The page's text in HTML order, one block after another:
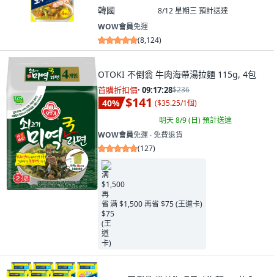
韓國 8/12 星期三預計送達
WOW會員免運
(8,124)
OTOKI 不倒翁 牛肉海帶湯拉麵 115g, 4包
首購折扣價· 09:17:26$236
40% $141 ($35.25/1個)
明天 8/9 (日)預計送達
WOW會員免運 ∙ 免費退貨
(127)
满 $1,500 再省 $75 (王道卡)